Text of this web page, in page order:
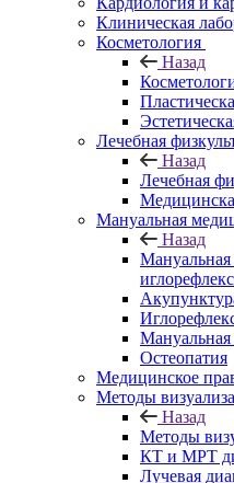
Клиническая
Косметология
Назад
Лечебная
Назад
Лечебная
Мануальная
Назад
Остеопатия
Медицинское
Методы
Назад
Методы
КТ и МРТ
Лучевая